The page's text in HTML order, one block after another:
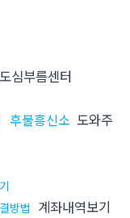
심부름센터
후불흥신소 도와주
방법 계좌내역보기